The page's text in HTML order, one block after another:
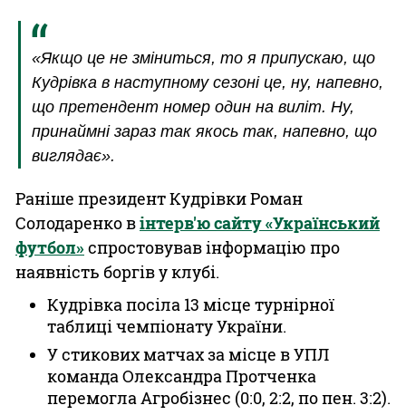
«Якщо це не зміниться, то я припускаю, що
Кудрівка в наступному сезоні це, ну, напевно,
що претендент номер один на виліт. Ну,
принаймні зараз так якось так, напевно, що
виглядає».
Раніше президент Кудрівки Роман
Солодаренко вінтерв'ю сайту «Український
футбол»спростовував інформацію про
наявність боргів у клубі.
Кудрівка посіла 13 місце турнірної
таблиці чемпіонату України.
У стикових матчах за місце в УПЛ
команда Олександра Протченка
перемогла Агробізнес (0:0, 2:2, по пен. 3:2).